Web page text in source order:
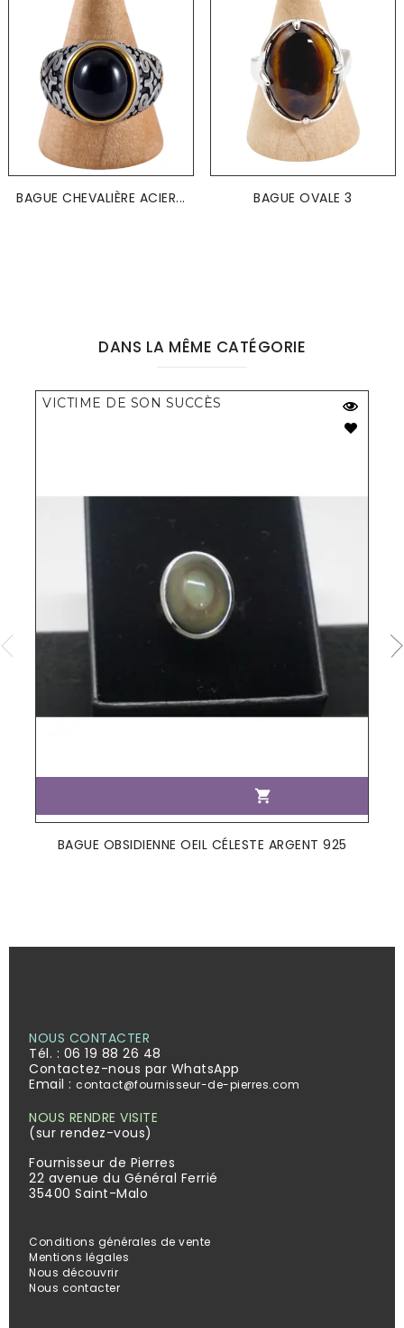
BAGUE CHEVALIÈRE ACIER... BAGUE OVALE 3
DANS LA MÊME CATÉGORIE

VICTIME DE SON SUCCÈS
BAGUE OBSIDIENNE OEIL CÉLESTE ARGENT 925
NOUS CONTACTER
Tél. : 06 19 88 26 48
Contactez-nous par WhatsApp
Email : contact@fournisseur-de-pierres.com
NOUS RENDRE VISITE
(sur rendez-vous)
Fournisseur de Pierres
22 avenue du Général Ferrié
35400 Saint-Malo
Conditions générales de vente
Mentions légales
Nous découvrir
Nous contacter